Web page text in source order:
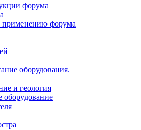
форума
форума
оборудования.
и геология
оборудование